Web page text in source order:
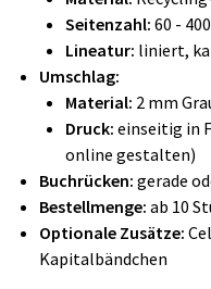
Seitenzahl: 60 -
Lineatur: liniert,
Umschlag:
Material: 2 mm
Druck: einseitig in
online gestalten)
Buchrücken: gerade
Bestellmenge: ab 10
Optionale Zusätze:
Kapitalbändchen